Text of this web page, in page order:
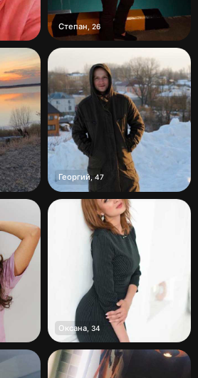
Степан 26
Георгий ,47
Оксана,34